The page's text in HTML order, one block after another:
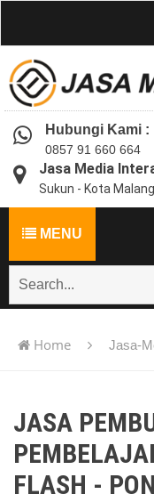
Hubungi Kami :
0857 91 660 664
Jasa Media
Sukun - Kota Malang
MENU
Home Jasa-
JASA
FLASH -